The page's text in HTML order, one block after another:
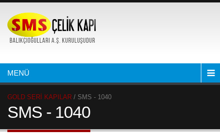
MENÜ
GOLD SERİ KAPILAR / SMS - 1040
SMS - 1040